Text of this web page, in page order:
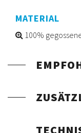
MATERIAL
100%